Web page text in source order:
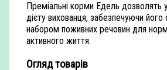
Преміальні корми Едель дозволять
дієту вихованця, забезпечуючи його
набором поживних речовин для
активного життя.
Огляд товарів